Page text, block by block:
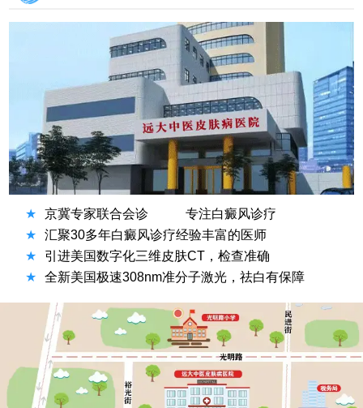
★ 京冀专家联合会诊
专注白癜风诊疗
★
汇聚30多年白癜风诊疗经验丰富的医师
★
引进美国数字化三维皮肤CT，检查准确
★
全新美国极速308nm准分子激光，祛白有保障